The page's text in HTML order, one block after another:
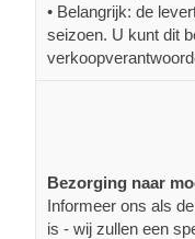
• Belangrijk: de
seizoen. U kunt dit
Bezorging naar
Informeer ons als
is - wij zullen een